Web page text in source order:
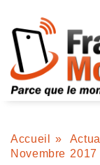
Accueil »
Novembre 2017